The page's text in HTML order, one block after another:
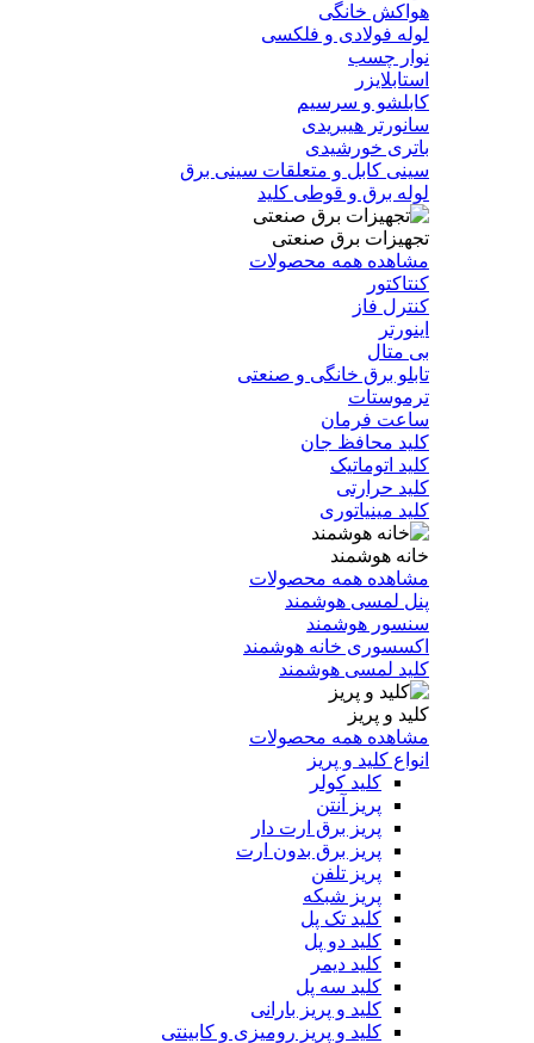
هواکش خانگی
لوله فولادی و فلکسی
نوار چسب
استابلایزر
کابلشو و سرسیم
سانورتر هیبریدی
باتری خورشیدی
سینی کابل و متعلقات سینی برق
لوله برق و قوطی کلید
تجهیزات برق صنعتی
مشاهده همه محصولات
کنتاکتور
کنترل فاز
اینورتر
بی متال
تابلو برق خانگی و صنعتی
ترموستات
ساعت فرمان
کلید محافظ جان
کلید اتوماتیک
کلید حرارتی
کلید مینیاتوری
خانه هوشمند
مشاهده همه محصولات
پنل لمسی هوشمند
سنسور هوشمند
اکسسوری خانه هوشمند
کلید لمسی هوشمند
کلید و پریز
مشاهده همه محصولات
انواع کلید و پریز
کلید کولر
پریز آنتن
پریز برق ارت دار
پریز برق بدون ارت
پریز تلفن
پریز شبکه
کلید تک پل
کلید دو پل
کلید دیمر
کلید سه پل
کلید و پریز بارانی
کلید و پریز رومیزی و کابینتی